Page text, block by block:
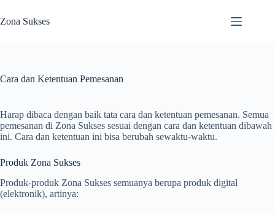
to
content
Zona Sukses
Cara dan Ketentuan Pemesanan
Harap dibaca dengan baik tata cara dan ketentuan pemesanan. Semua
pemesanan di Zona Sukses sesuai dengan cara dan ketentuan dibawah
ini. Cara dan ketentuan ini bisa berubah sewaktu-waktu.
Produk Zona Sukses
Produk-produk Zona Sukses semuanya berupa produk digital
(elektronik), artinya: